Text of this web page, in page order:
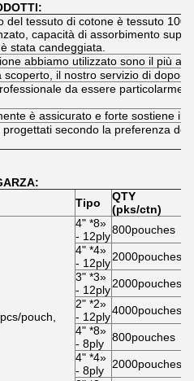
del tessuto di cotone è tessuto
capacità di assorbimento
stata candeggiata.
abbiamo utilizzato sono il più
il nostro servizio di dopo-
da essere
è assicurato e forte sostiene il
secondo la preferenza
Tipo
QTY
(pks/ctn)
pouch,
4" *8»
- 12ply800pouches
4" *4»
- 12ply2000pouches
3" *3»
- 12ply2000pouches
2" *2»
- 12ply4000pouches
4" *8»
- 8ply
800pouches
4" *4»
- 8ply
2000pouches